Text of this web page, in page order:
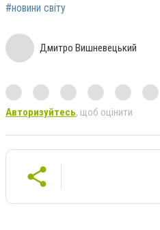
#новини світу
Дмитро Вишневецький
Авторизуйтесь, щоб оцінити